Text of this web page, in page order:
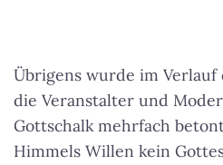
Übrigens wurde im Verlauf
die Veranstalter und
Gottschalk mehrfach
Himmels Willen kein